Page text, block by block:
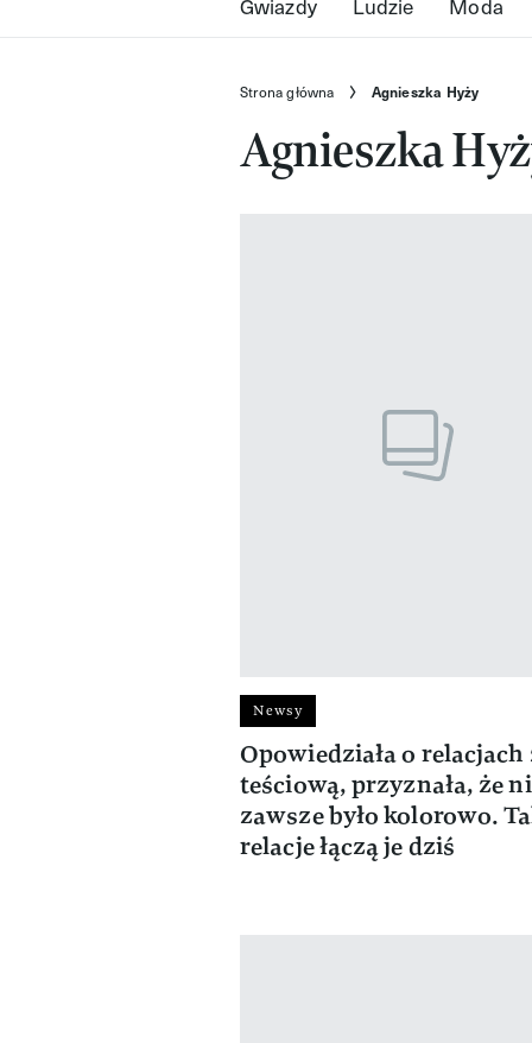
Strona główna Agnieszka Hyży
Agnieszka
Newsy
Opowiedziała o relacjach
teściową, przyznała, że
zawsze było kolorowo.
relacje łączą je dziś